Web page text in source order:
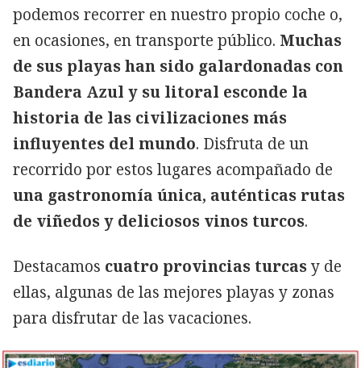
Copiar
podemos recorrer en nuestro propio coche o,
en ocasiones, en transporte público. Muchas
de sus playas han sido galardonadas con
Bandera Azul y su litoral esconde la
historia de las civilizaciones más
influyentes del mundo. Disfruta de un
recorrido por estos lugares acompañado de
una gastronomía única, auténticas rutas
de viñedos y deliciosos vinos turcos.
Destacamos cuatro provincias turcasy de
ellas, algunas de las mejores playas y zonas
para disfrutar de las vacaciones.